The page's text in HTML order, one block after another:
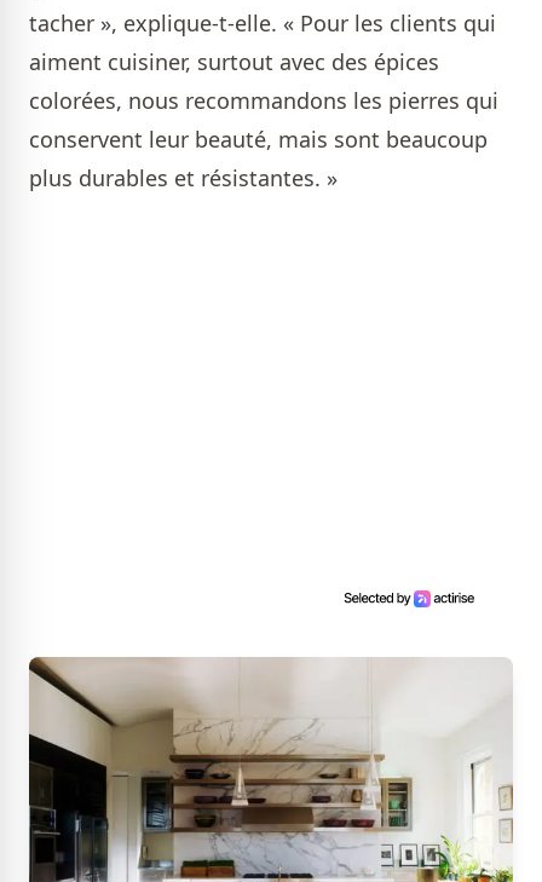
tacher », explique-t-elle. « Pour les clients qui
aiment cuisiner, surtout avec des épices
colorées, nous recommandons les pierres qui
conservent leur beauté, mais sont beaucoup
plus durables et résistantes. »